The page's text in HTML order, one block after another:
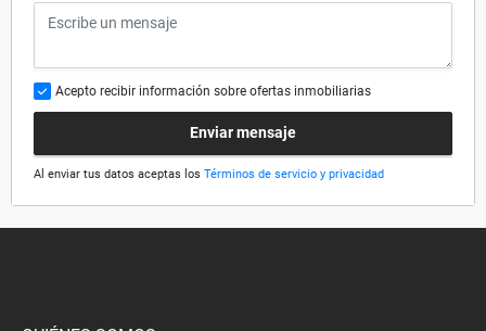
Acepto recibir información sobre ofertas inmobiliarias
Enviar mensaje
Al enviar tus datos aceptas los Términos de servicio y privacidad